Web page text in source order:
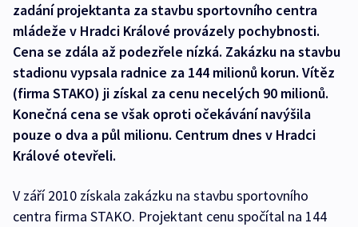
zadání projektanta za stavbu sportovního centra
mládeže v Hradci Králové provázely pochybnosti.
Cena se zdála až podezřele nízká. Zakázku na stavbu
stadionu vypsala radnice za 144 milionů korun. Vítěz
(firma STAKO) ji získal za cenu necelých 90 milionů.
Konečná cena se však oproti očekávání navýšila
pouze o dva a půl milionu. Centrum dnes v Hradci
Králové otevřeli.
V září 2010 získala zakázku na stavbu sportovního
centra firma STAKO. Projektant cenu spočítal na 144